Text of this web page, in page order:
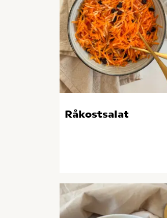
Råkostsalat